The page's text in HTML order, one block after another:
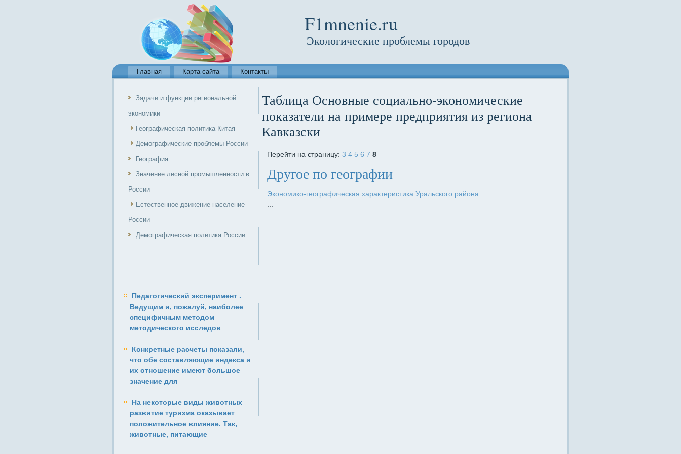
F1mnenie.ru
Экологические проблемы городов
Главная Карта сайта Контакты
Задачи и функции региональной
экономики
Географическая политика Китая
Демографические проблемы России
География
Значение лесной промышленности в
России
Естественное движение население
России
Демографическая политика России
Педагогический эксперимент .
Ведущим и, пожалуй, наиболее
специфичным методом
методического исследов
Конкретные расчеты показали,
что обе составляющие индекса и
их отношение имеют большое
значение для
На некоторые виды животных
развитие туризма оказывает
положительное влияние. Так,
животные, питающие
Таблица Основные социально-экономические
показатели на примере предприятия из региона
Кавказски
Перейти на страницу: 3 4 5 6 7 8
Другое по географии
Экономико-географическая характеристика Уральского района